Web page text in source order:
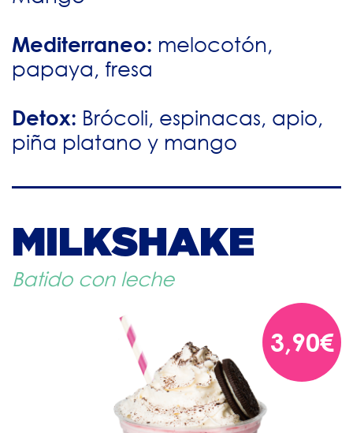
Mediterraneo: melocotón,
papaya, fresa
Detox: Brócoli, espinacas, apio,
piña platano y mango
MILKSHAKE
Batido con leche
3,90€